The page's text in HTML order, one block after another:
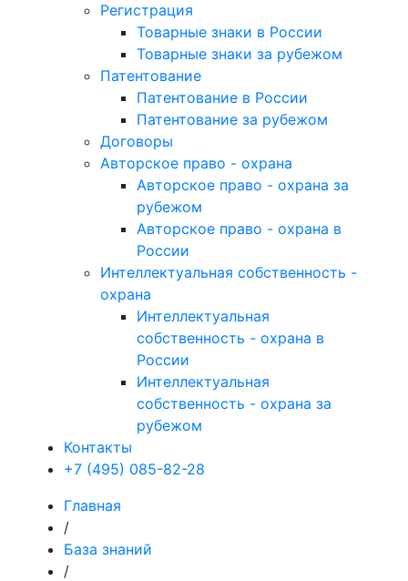
Регистрация
Товарные знаки в России
Товарные знаки за рубежом
Патентование
Патентование в России
Патентование за рубежом
Договоры
Авторское право - охрана
Авторское право - охрана за
рубежом
Авторское право - охрана в
России
Интеллектуальная собственность -
охрана
Интеллектуальная
собственность - охрана в
России
Интеллектуальная
собственность - охрана за
рубежом
Контакты
+7 (495) 085-82-28
Главная
/
База знаний
/